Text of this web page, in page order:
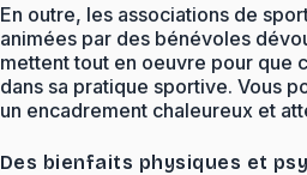
En outre, les associations de
animées par des bénévoles
mettent tout en oeuvre pour que
dans sa pratique sportive. Vous
un encadrement chaleureux et
Des bienfaits physiques et